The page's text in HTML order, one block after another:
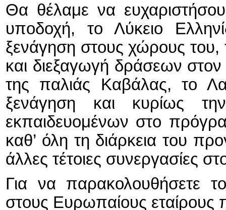
Θα θέλαμε να
υποδοχή, το Λύκειο
ξενάγηση στους χώρους
και διεξαγωγή δράσεων
της παλιάς Καβάλας, το
ξενάγηση και κυρίως
εκπαιδευομένων στο
καθ’ όλη τη διάρκεια του
άλλες τέτοιες συνεργασίες
Για να παρακολουθήσετε
στους Ευρωπαίους εταίρους